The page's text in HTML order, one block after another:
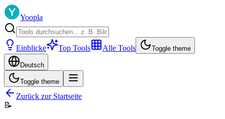
Yoopla
Einblicke Top Tools Alle Tools Toggle theme
Deutsch
Toggle theme
Zurück zur Startseite
📝